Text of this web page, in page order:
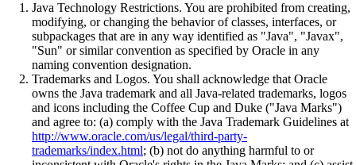
Java Technology Restrictions. You are prohibited from creating,
modifying, or changing the behavior of classes, interfaces, or
subpackages that are in any way identified as "Java", "Javax",
"Sun" or similar convention as specified by Oracle in any
naming convention designation.
Trademarks and Logos. You shall acknowledge that Oracle
owns the Java trademark and all Java-related trademarks, logos
and icons including the Coffee Cup and Duke ("Java Marks")
and agree to: (a) comply with the Java Trademark Guidelines at
http://www.oracle.com/us/legal/third-party-
trademarks/index.html; (b) not do anything harmful to or